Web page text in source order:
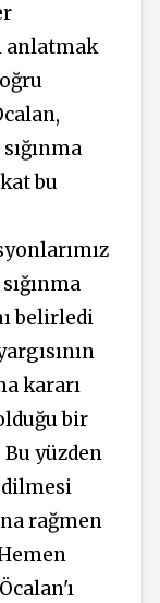
anlatmak
bu
belirledi
kararı
bir
yüzden
rağmen